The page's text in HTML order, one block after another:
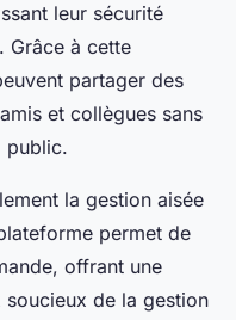
leur sécurité
Grâce à cette
partager des
et collègues sans
public.
la gestion aisée
permet de
offrant une
de la gestion